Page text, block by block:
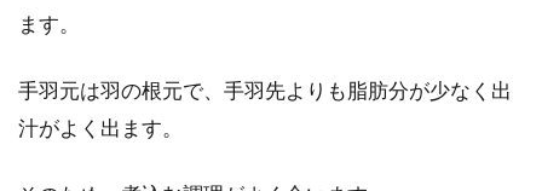
ます。
手羽元は羽の根元で、手羽先よりも脂肪分が少なく出
汁がよく出ます。